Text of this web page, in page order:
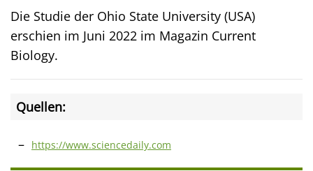
Die Studie der Ohio State University (USA)
erschien im Juni 2022 im Magazin Current
Biology.
Quellen:
https://www.sciencedaily.com